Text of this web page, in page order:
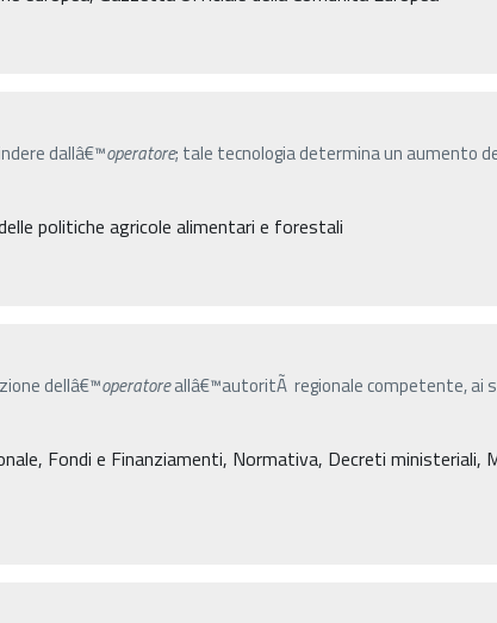
dallâ€™operatore; tale tecnologia determina un aumento
politiche agricole alimentari e forestali
dellâ€™operatoreallâ€™autoritÃ regionale competente, ai
Fondi e Finanziamenti, Normativa, Decreti ministeriali,